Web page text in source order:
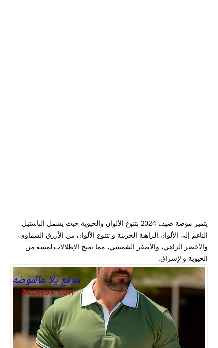
يتميز موضة صيف 2024 بتنوع الألوان والحيوية حيث يشمل الباستيل
الناعم إلى الألوان الزاهية الجريئة و تتنوع الألوان بين الأزرق السماوي،
والأخضر الزاهي، والأصفر الشمسي، مما يمنح الإطلالات لمسة من
الحيوية والإشراق.